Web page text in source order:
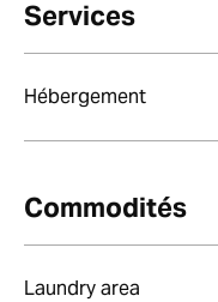
Services
Hébergement
Commodités
Laundry area